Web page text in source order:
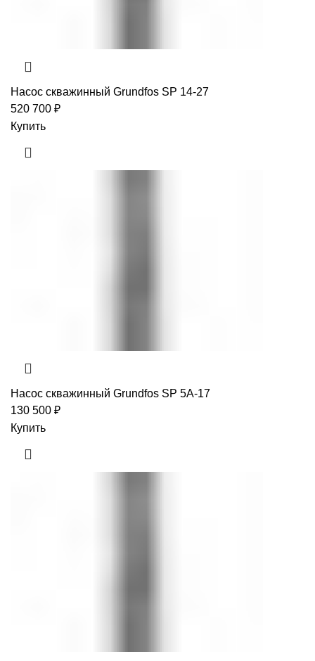
Насос скважинный Grundfos SP 14-27
520 700 ₽
Купить
Насос скважинный Grundfos SP 5A-17
130 500 ₽
Купить